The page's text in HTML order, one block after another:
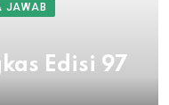
JAWAB
Edisi 97